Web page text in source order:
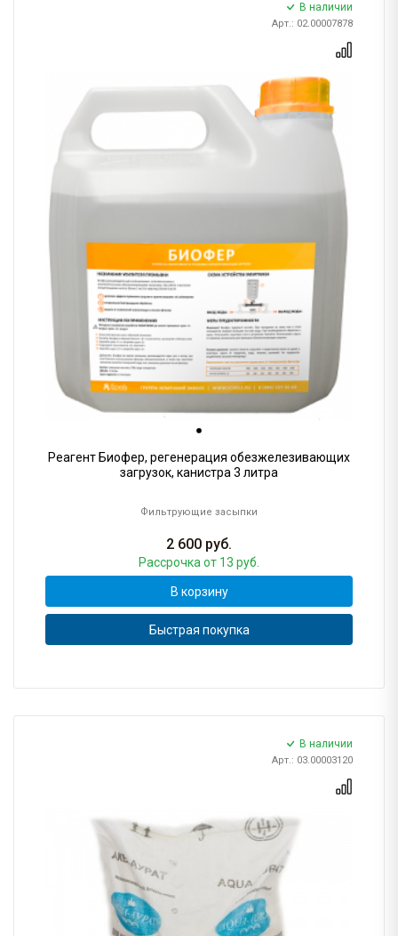
В наличии
Арт.: 02.00007878
Реагент Биофер, регенерация обезжелезивающих
загрузок, канистра 3 литра
Фильтрующие засыпки
2 600 руб.
Рассрочкаот 13 руб.
В корзину
Быстрая покупка
В наличии
Арт.: 03.00003120